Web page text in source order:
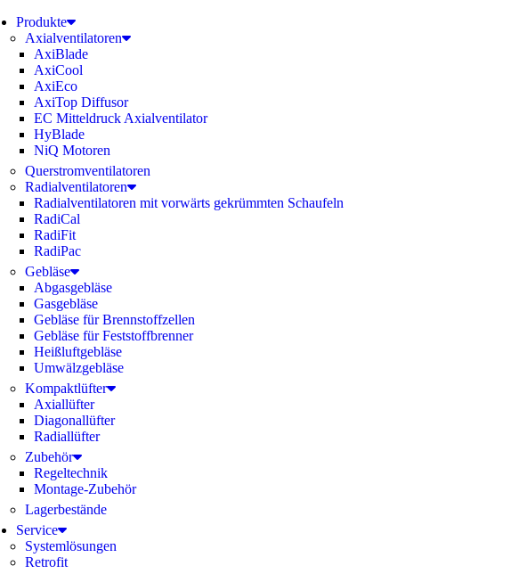
Produkte
Axialventilatoren
AxiBlade
AxiCool
AxiEco
AxiTop Diffusor
EC Mitteldruck Axialventilator
HyBlade
NiQ Motoren
Querstromventilatoren
Radialventilatoren
Radialventilatoren mit vorwärts gekrümmten Schaufeln
RadiCal
RadiFit
RadiPac
Gebläse
Abgasgebläse
Gasgebläse
Gebläse für Brennstoffzellen
Gebläse für Feststoffbrenner
Heißluftgebläse
Umwälzgebläse
Kompaktlüfter
Axiallüfter
Diagonallüfter
Radiallüfter
Zubehör
Regeltechnik
Montage-Zubehör
Lagerbestände
Service
Systemlösungen
Retrofit